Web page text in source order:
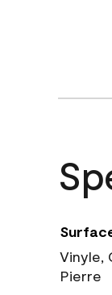
Vinyle,
Pierre